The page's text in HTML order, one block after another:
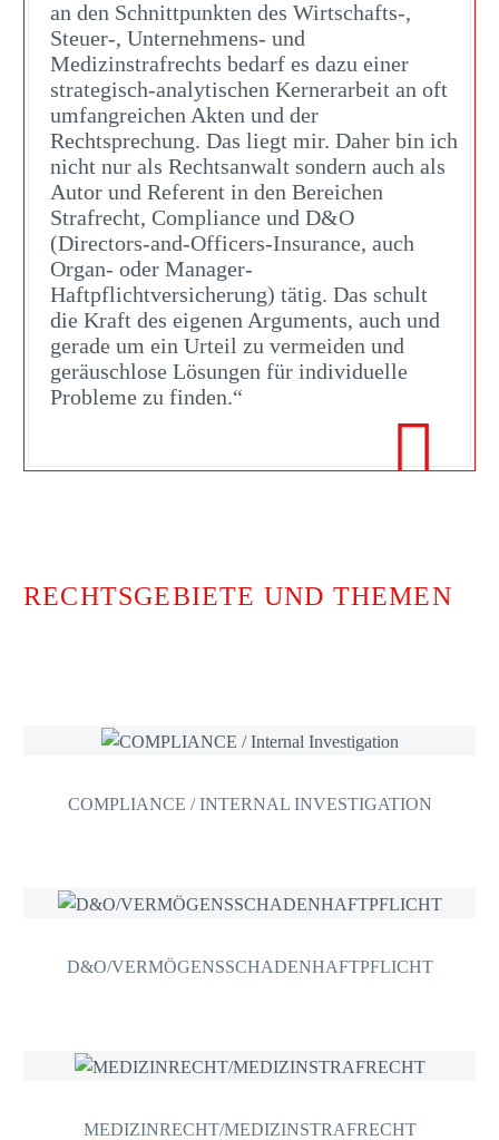
an den Schnittpunkten des Wirtschafts-,
Steuer-, Unternehmens- und
Medizinstrafrechts bedarf es dazu einer
strategisch-analytischen Kernerarbeit an oft
umfangreichen Akten und der
Rechtsprechung. Das liegt mir. Daher bin ich
nicht nur als Rechtsanwalt sondern auch als
Autor und Referent in den Bereichen
Strafrecht, Compliance und D&O
(Directors-and-Officers-Insurance, auch
Organ- oder Manager-
Haftpflichtversicherung) tätig. Das schult
die Kraft des eigenen Arguments, auch und
gerade um ein Urteil zu vermeiden und
geräuschlose Lösungen für individuelle
Probleme zu finden.“

RECHTSGEBIETE UND THEMEN
COMPLIANCE / INTERNAL INVESTIGATION
D&O/VERMÖGENSSCHADENHAFTPFLICHT
MEDIZINRECHT/MEDIZINSTRAFRECHT